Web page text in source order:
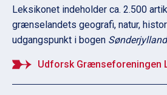
Leksikonet indeholder ca. 2.500
grænselandets geografi, natur,
udgangspunkt i bogen
Udforsk Grænseforeningen